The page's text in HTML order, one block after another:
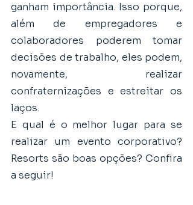
ganham importância. Isso porque,
além de empregadores e
colaboradores poderem tomar
decisões de trabalho, eles podem,
novamente, realizar
confraternizações e estreitar os
laços.
E qual é o melhor lugar para se
realizar um evento corporativo?
Resorts são boas opções? Confira
a seguir!